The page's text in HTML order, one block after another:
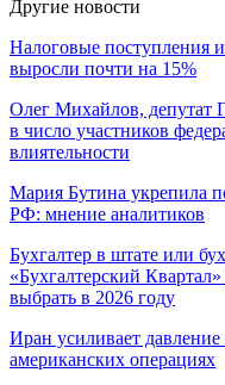
Другие новости
Налоговые поступления
выросли почти на 15%
Олег Михайлов, депутат
в число участников
влиятельности
Мария Бутина укрепила
РФ: мнение аналитиков
Бухгалтер в штате или
«Бухгалтерский Квартал»
выбрать в 2026 году
Иран усиливает давление
американских операциях